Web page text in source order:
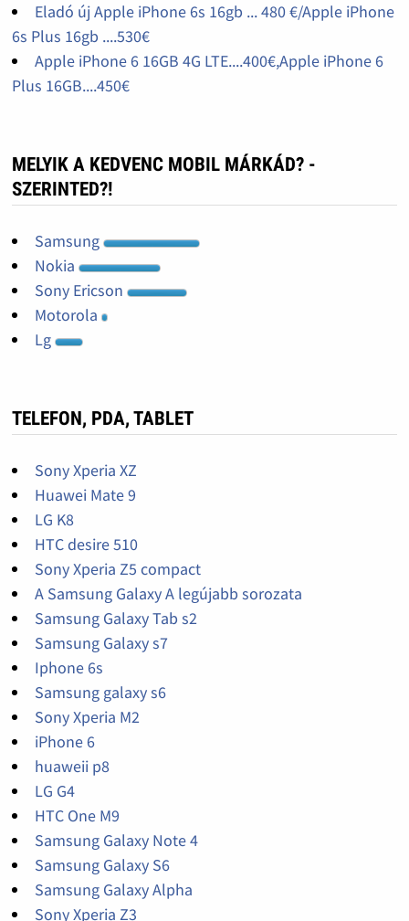
Eladó új Apple iPhone 6s 16gb ... 480 €/Apple iPhone
6s Plus 16gb ....530€
Apple iPhone 6 16GB 4G LTE....400€,Apple iPhone 6
Plus 16GB....450€
MELYIK A KEDVENC MOBIL MÁRKÁD? -
SZERINTED?!
Samsung
Nokia
Sony Ericson
Motorola
Lg
TELEFON, PDA, TABLET
Sony Xperia XZ
Huawei Mate 9
LG K8
HTC desire 510
Sony Xperia Z5 compact
A Samsung Galaxy A legújabb sorozata
Samsung Galaxy Tab s2
Samsung Galaxy s7
Iphone 6s
Samsung galaxy s6
Sony Xperia M2
iPhone 6
huaweii p8
LG G4
HTC One M9
Samsung Galaxy Note 4
Samsung Galaxy S6
Samsung Galaxy Alpha
Sony Xperia Z3